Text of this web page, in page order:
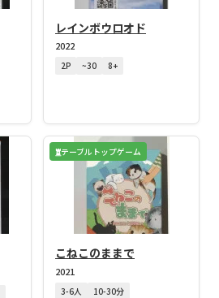
レインボウロオド
2022
2P ~30 8+
テーブルトップゲーム
こねこのままで
2021
3-6人 10-30分